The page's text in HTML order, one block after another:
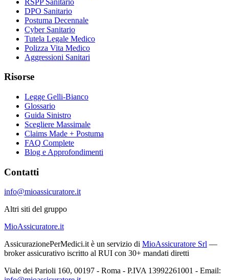
DPO Sanitario
Postuma Decennale
Cyber Sanitario
Tutela Legale Medico
Polizza Vita Medico
Aggressioni Sanitari
Risorse
Legge Gelli-Bianco
Glossario
Guida Sinistro
Scegliere Massimale
Claims Made + Postuma
FAQ Complete
Blog e Approfondimenti
Contatti
info@mioassicuratore.it
Altri siti del gruppo
MioAssicuratore.it
AssicurazionePerMedici.it è un servizio di MioAssicuratore Srl —
broker assicurativo iscritto al RUI con 30+ mandati diretti
Viale dei Parioli 160, 00197 - Roma - P.IVA 13992261001 - Email: